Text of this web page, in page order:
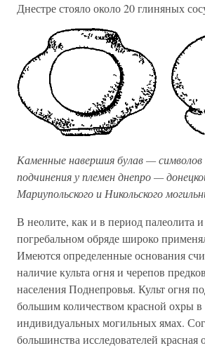
Днестре стояло около 20 глиняных
Каменные навершия булав —
подчинения у племен днепро —
Мариупольского и Никольского
В неолите, как и в период палеолита
погребальном обряде широко
Имеются определенные основания
наличие культа огня и черепов
населения Поднепровья. Культ огня
большим количеством красной охры
индивидуальных могильных ямах.
большинства исследователей красная